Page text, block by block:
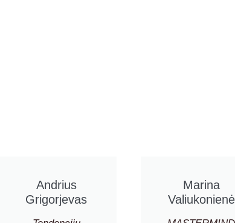
Andrius
Grigorjevas
Marina
Valiukonienė